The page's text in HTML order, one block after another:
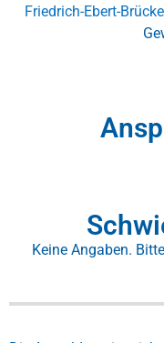
Friedrich-Ebert-
Keine Angaben.